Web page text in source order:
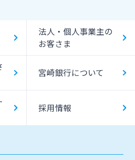
法人・個人事業主の
お客さま
宮崎銀行について
採用情報